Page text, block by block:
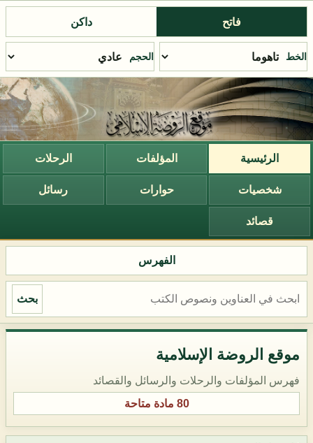
فاتح داكن
الخط الحجم
الرئيسية المؤلفات الرحلات
شخصيات حوارات رسائل
قصائد
الفهرس
بحث
موقع الروضة الإسلامية
فهرس المؤلفات والرحلات والرسائل والقصائد
80 مادة متاحة